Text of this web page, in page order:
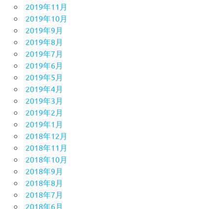
2019年11月
2019年10月
2019年9月
2019年8月
2019年7月
2019年6月
2019年5月
2019年4月
2019年3月
2019年2月
2019年1月
2018年12月
2018年11月
2018年10月
2018年9月
2018年8月
2018年7月
2018年6月